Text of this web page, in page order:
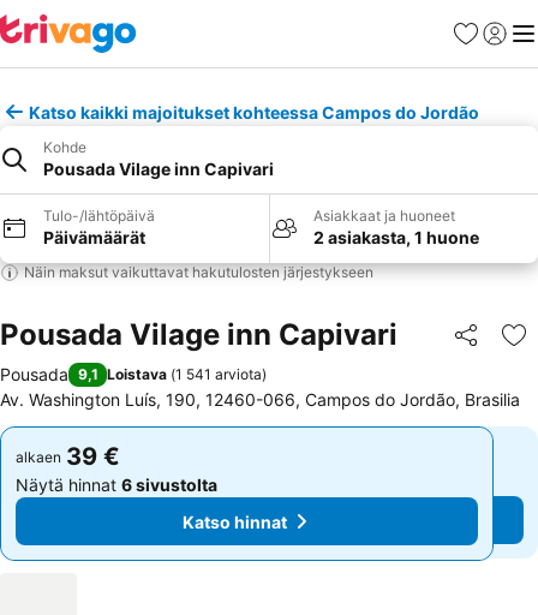
Suosikit
Katso kaikki majoitukset kohteessa Campos do Jordão
Kohde
Pousada Vilage inn Capivari
Tulo-/lähtöpäivä
Päivämäärät
Asiakkaat ja huoneet
2 asiakasta, 1 huone
Näin maksut vaikuttavat hakutulosten järjestykseen
Pousada Vilage inn Capivari Jaa
Pousada 9,1 Loistava (1 541 arviota)
Av. Washington Luís, 190, 12460-066, Campos do Jordão, Brasilia
alkaen 39 €
Näytä hinnat 6 sivustolta
Katso hinnat
alkaen 39 €
Näytä hinnat 6 sivustolta
Katso hinnat